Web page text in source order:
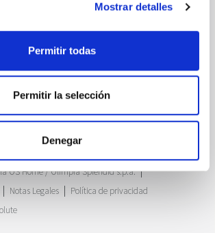
Mostrar detalles
Permitir todas
Permitir la selección
Denegar
SL
1 - 28830 San Fernando de Henares (Madrid)
OS Home / Olimpia Splendid s.p.a.
Notas Legales
Política de privacidad